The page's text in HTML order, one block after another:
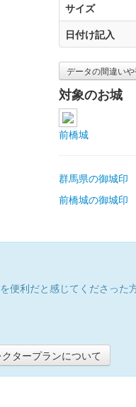
サイズ
日付け記入
データの間違い
対象のお城
前橋城
群馬県の御城印
前橋城の御城印
利だと感じてくださっ
クタープランについて